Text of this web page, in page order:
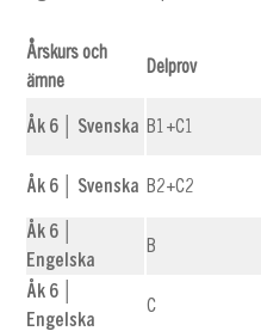
Årskurs och
ämne
Delprov
Åk 6 │ Svenska B1+C1
Åk 6 │ Svenska B2+C2
Åk 6 │
Engelska
B
Åk 6 │
Engelska
C